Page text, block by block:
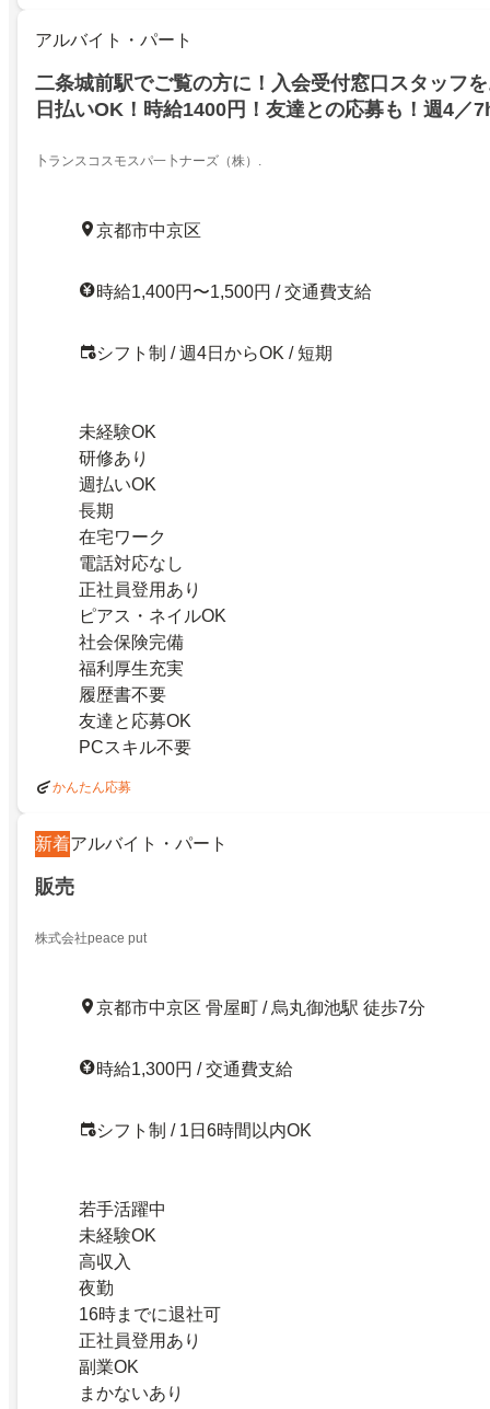
アルバイト・パート
二条城前駅でご覧の方に！入会受付窓口スタッフ
日払いOK！時給1400円！友達との応募も！週4／
卜ランスコスモスパ一卜ナーズ（株）.
京都市中京区
時給1,400円〜1,500円 / 交通費支給
シフト制 / 週4日からOK / 短期
未経験OK
研修あり
週払いOK
長期
在宅ワーク
電話対応なし
正社員登用あり
ピアス・ネイルOK
社会保険完備
福利厚生充実
履歴書不要
友達と応募OK
PCスキル不要
かんたん応募
新着アルバイト・パート
販売
株式会社peace put
京都市中京区 骨屋町 / 烏丸御池駅 徒歩7分
時給1,300円 / 交通費支給
シフト制 / 1日6時間以内OK
若手活躍中
未経験OK
高収入
夜勤
16時までに退社可
正社員登用あり
副業OK
まかないあり